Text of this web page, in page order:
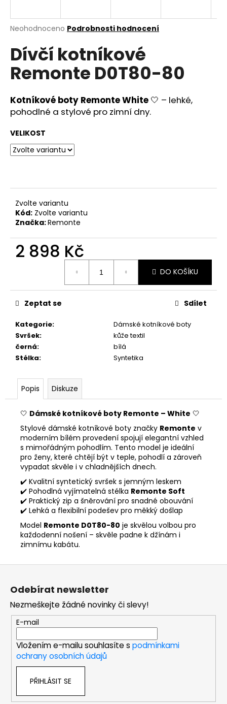
Průměrné
produktu
je
0,0
hvězdiček.
Neohodnoceno Podrobnosti hodnocení
Dívčí kotníkové
Remonte D0T80-80
Kotníkové boty Remonte White 🤍 – lehké,
pohodlné a stylové pro zimní dny.
VELIKOST
Zvolte variantu
Kód: Zvolte variantu
Značka:Remonte
2 898 Kč
DO KOŠÍKU
Kategorie:
Dámské kotníkové boty
Svršek:
kůže textil
černá:
bílá
Stélka: Syntetika
Zeptat se Sdílet
Popis Diskuze
🤍 Dámské kotníkové boty Remonte – White 🤍
Stylové dámské kotníkové boty značky Remonte v
moderním bílém provedení spojují elegantní vzhled
s mimořádným pohodlím. Tento model je ideální
pro ženy, které chtějí být v teple, pohodlí a zároveň
vypadat skvěle i v chladnějších dnech.
✔️ Kvalitní syntetický svršek s jemným leskem
✔️ Pohodlná vyjímatelná stélka Remonte Soft
✔️ Praktický zip a šněrování pro snadné obouvání
✔️ Lehká a flexibilní podešev pro měkký došlap
Model Remonte D0T80-80 je skvělou volbou pro
každodenní nošení – skvěle padne k džínám i
zimnímu kabátu.
j
t
?
HLEDAT
p
u
č
u
44760-
35
998
Kč
Z
Odebírat newsletter
Nezmeškejte žádné novinky či slevy!
E-mail
Vložením e-mailu souhlasíte s podmínkami
ochrany osobních údajů
PŘIHLÁSIT SE